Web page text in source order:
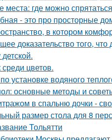
места: где можно
- это про просторные
в котором
доказательство того,
цветов.
установке водяного
основные методы и
в спальню дочки -
размер стола для 8
Тольятти